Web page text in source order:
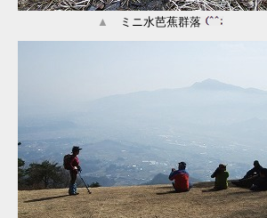
▲ ミニ水芭蕉群落